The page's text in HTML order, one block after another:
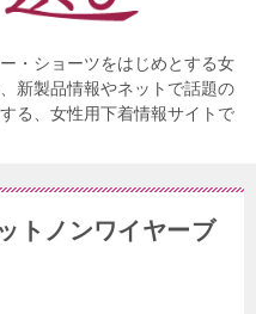
・ショーツをはじめとする女
新製品情報やネットで話題の
る、女性用下着情報サイトで
トノンワイヤーブ